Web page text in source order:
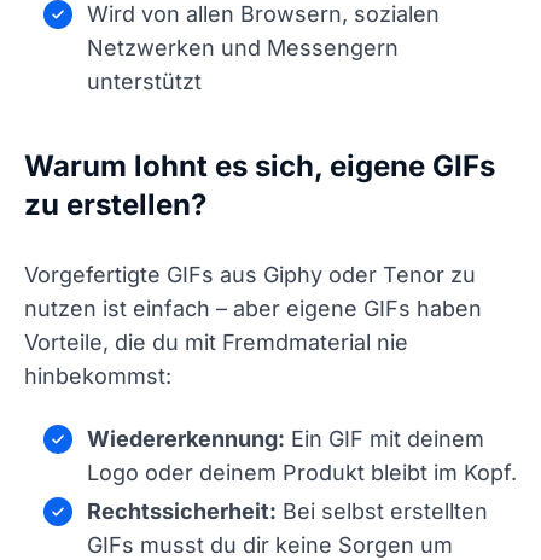
Wird von allen Browsern, sozialen
Netzwerken und Messengern
unterstützt
Warum lohnt es sich, eigene GIFs
zu erstellen?
Vorgefertigte GIFs aus Giphy oder Tenor zu
nutzen ist einfach – aber eigene GIFs haben
Vorteile, die du mit Fremdmaterial nie
hinbekommst:
Wiedererkennung: Ein GIF mit deinem
Logo oder deinem Produkt bleibt im Kopf.
Rechtssicherheit: Bei selbst erstellten
GIFs musst du dir keine Sorgen um